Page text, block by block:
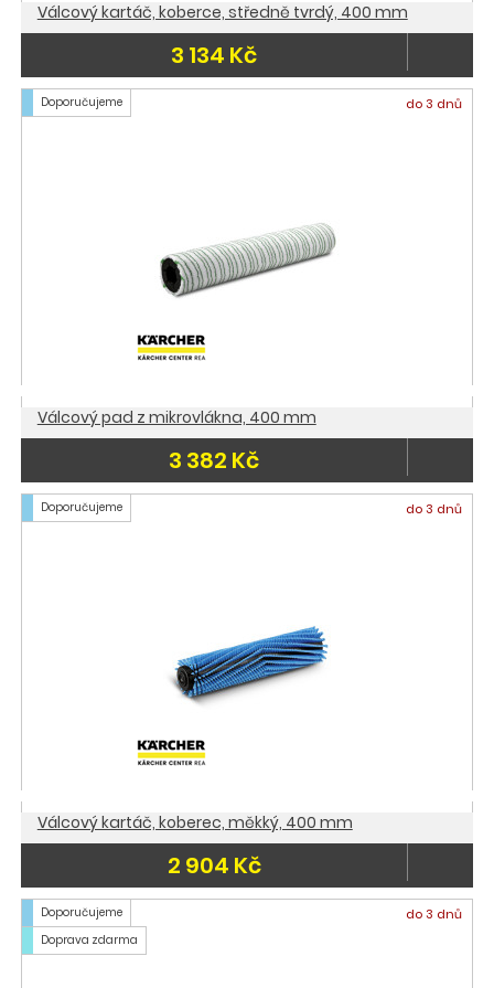
Válcový kartáč, koberce, středně tvrdý, 400 mm
3 134 Kč
Doporučujeme do 3 dnů
Válcový pad z mikrovlákna, 400 mm
3 382 Kč
Doporučujeme do 3 dnů
Válcový kartáč, koberec, měkký, 400 mm
2 904 Kč
Doporučujeme
Doprava zdarma
do 3 dnů